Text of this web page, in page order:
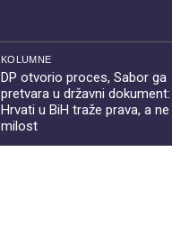
KOLUMNE
DP otvorio proces, Sabor ga
pretvara u državni dokument:
Hrvati u BiH traže prava, a ne
milost